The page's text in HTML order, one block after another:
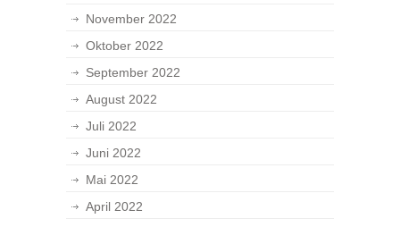
November 2022
Oktober 2022
September 2022
August 2022
Juli 2022
Juni 2022
Mai 2022
April 2022